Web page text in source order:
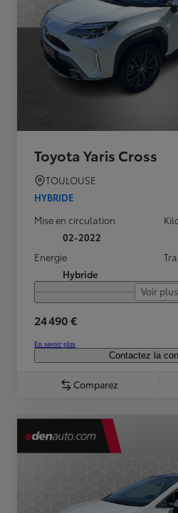
Toyota Yaris Cross
TOULOUSE
HYBRIDE
Mise en circulation
02-2022
Energie
Hybride
Voir plus
24 490 €
En savoir plus
Contactez la
Comparez